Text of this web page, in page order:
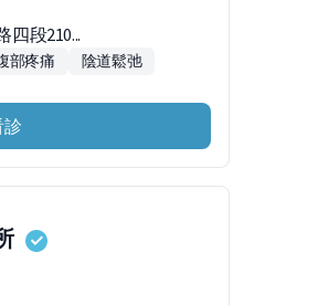
四段210...
部疼痛
陰道鬆弛